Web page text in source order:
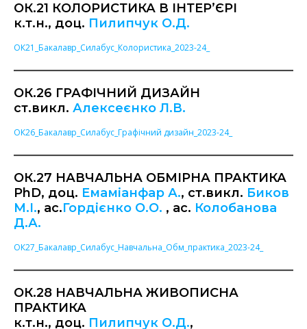
ОК.21 КОЛОРИСТИКА В ІНТЕР’ЄРІ
к.т.н., доц. Пилипчук О.Д.
ОК21_Бакалавр_Силабус_Колористика_2023-24_
ОК.26 ГРАФІЧНИЙ ДИЗАЙН
ст.викл. Алексеєнко Л.В.
ОК26_Бакалавр_Силабус_Графічний дизайн_2023-24_
ОК.27 НАВЧАЛЬНА ОБМІРНА ПРАКТИКА
PhD, доц. Емаміанфар А., ст.викл. Биков
М.І., ас.Гордієнко О.О. , ас. Колобанова
Д.А.
ОК27_Бакалавр_Силабус_Навчальна_Обм_практика_2023-24_
ОК.28 НАВЧАЛЬНА ЖИВОПИСНА
ПРАКТИКА
к.т.н., доц. Пилипчук О.Д.,